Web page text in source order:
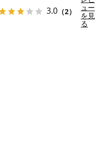
3.0 （2）
ュー
を見
る